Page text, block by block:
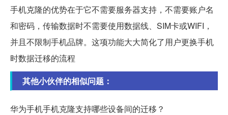
手机克隆的优势在于它不需要服务器支持，不需要账户名
和密码，传输数据时不需要使用数据线、SIM卡或WIFI，
并且不限制手机品牌。这项功能大大简化了用户更换手机
时数据迁移的流程
其他小伙伴的相似问题：
华为手机手机克隆支持哪些设备间的迁移？